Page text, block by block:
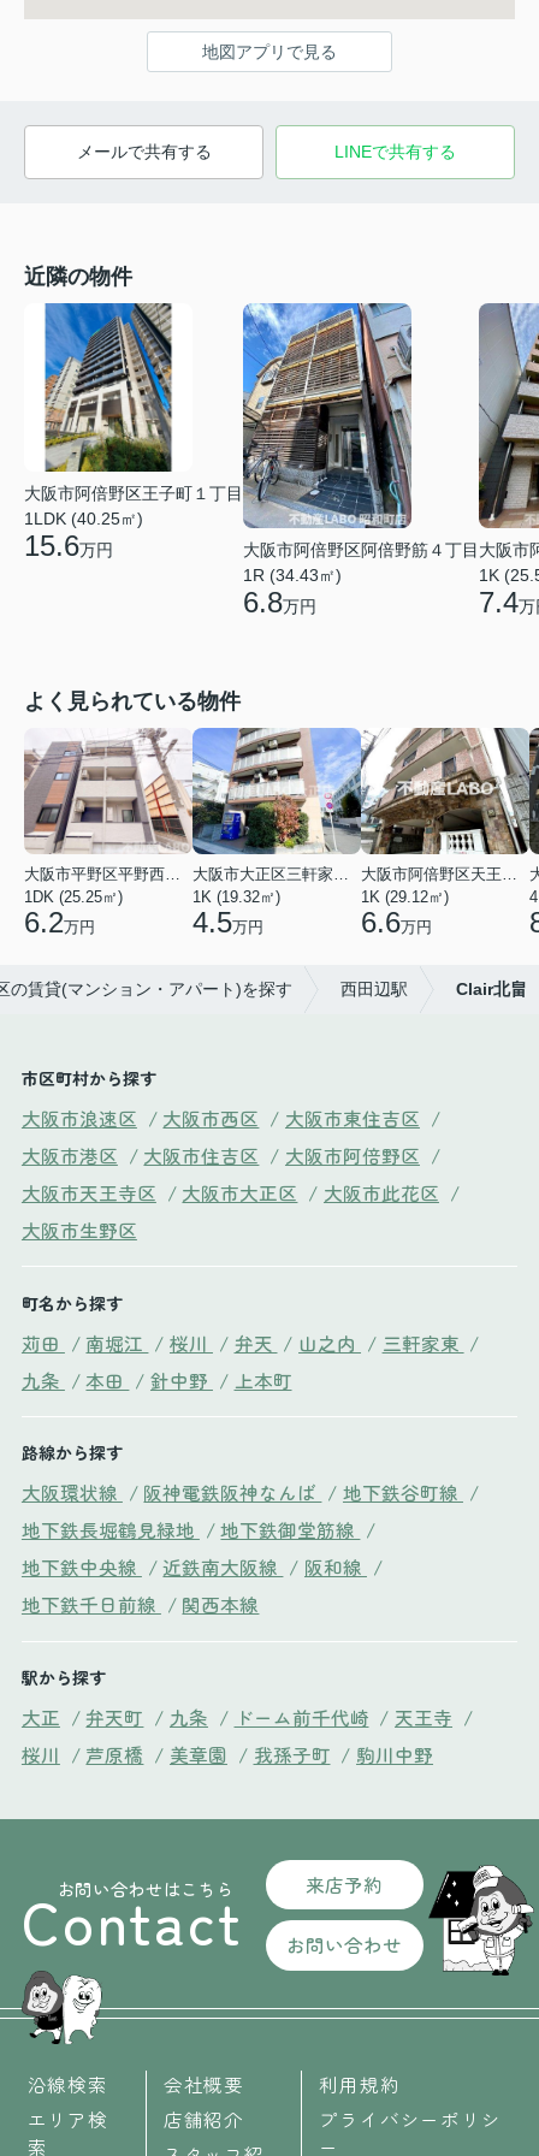
地図アプリで見る
メールで共有する LINEで共有する
近隣の物件
大阪市阿倍野区王子町１丁目
1LDK (40.25㎡)
15.6万円
大阪市阿倍野区阿倍野筋４丁目
1R (34.43㎡)
6.8万円
大阪市
1K
7.4万
よく見られている物件
1DK (25.25㎡)
6.2万円
1K (19.32㎡)
4.5万円
1K (29.12㎡)
6.6万円
の賃貸(マンション・アパート)を探す 西田辺駅 Clair北畠
市区町村から探す
大阪市浪速区 / 大阪市西区 / 大阪市東住吉区 /
大阪市港区 / 大阪市住吉区 / 大阪市阿倍野区 /
大阪市天王寺区 / 大阪市大正区 / 大阪市此花区 /
大阪市生野区
町名から探す
苅田 / 南堀江 / 桜川 / 弁天 / 山之内 / 三軒家東 /
九条 / 本田 / 針中野 / 上本町
路線から探す
大阪環状線 / 阪神電鉄阪神なんば / 地下鉄谷町線 /
地下鉄長堀鶴見緑地 / 地下鉄御堂筋線 /
地下鉄中央線 / 近鉄南大阪線 / 阪和線 /
地下鉄千日前線 / 関西本線
駅から探す
大正 / 弁天町 / 九条 / ドーム前千代崎 / 天王寺 /
桜川 / 芦原橋 / 美章園 / 我孫子町 / 駒川中野
お問い合わせはこちら
Contact 来店予約
お問い合わせ
沿線検索
エリア検
索
会社概要
店舗紹介
利用規約
プライバシーポリシ
ー